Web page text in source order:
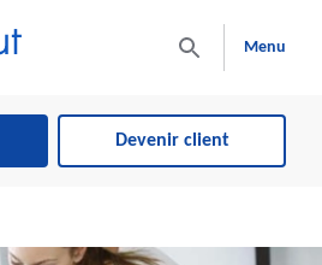
Menu
Devenir client